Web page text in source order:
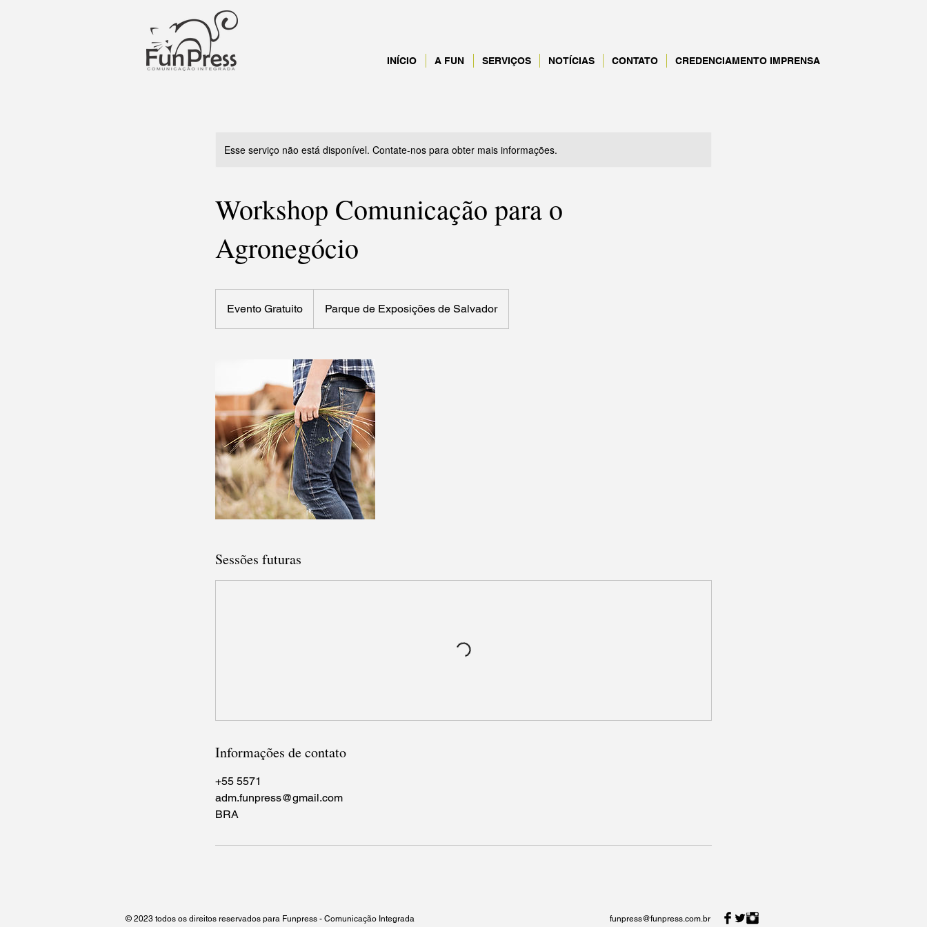
INÍCIO A FUN SERVIÇOS NOTÍCIAS CONTATO CREDENCIAMENTO IMPRENSA
Esse serviço não está disponível. Contate-nos para obter mais informações.
Workshop Comunicação para o
Agronegócio
Evento Gratuito Parque de Exposições de Salvador
Sessões futuras
Informações de contato
+55 5571
adm.funpress@gmail.com
BRA
© 2023 todos os direitos reservados para Funpress - Comunicação Integrada funpress@funpress.com.br